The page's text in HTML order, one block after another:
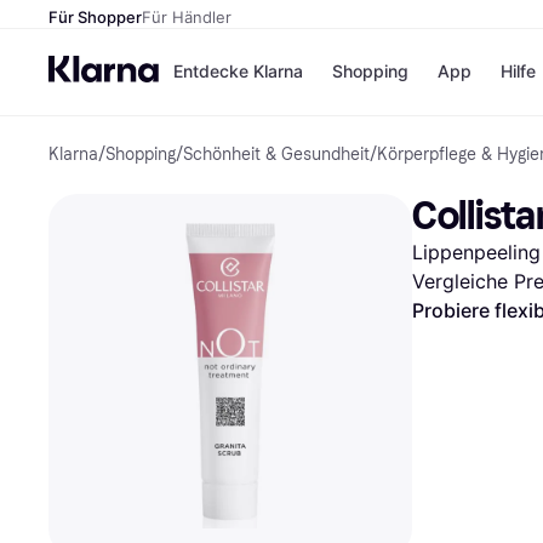
Für ShopperFür Händler
Entdecke Klarna
Zahlungsmethoden
Sofort bezahlen
Bezahle in 3
Teilzahlungen
Bezahle in bis zu 30
Shopping
Shops
eBay
Temu
SHEIN
App Hilfe
Klarna/Shopping/Schönheit & Gesundheit/Körperpflege &
Lippenpeeling
Vergleiche
Probiere